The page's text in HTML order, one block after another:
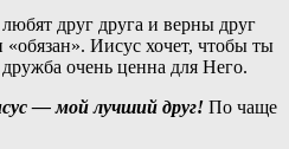
друг друга и верны друг
«обязан». Иисус хочет, чтобы ты
очень ценна для Него.
— мой лучший друг! По чаще